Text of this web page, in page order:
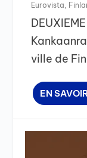
Eurovista
ville de
EN